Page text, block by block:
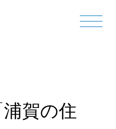
浦賀の住